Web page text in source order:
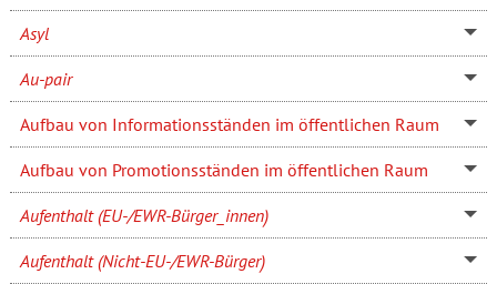
Asyl
Au-pair
Aufbau von Informationsständen im öffentlichen Raum
Aufbau von Promotionsständen im öffentlichen Raum
Aufenthalt (EU-/EWR-Bürger_innen)
Aufenthalt (Nicht-EU-/EWR-Bürger)